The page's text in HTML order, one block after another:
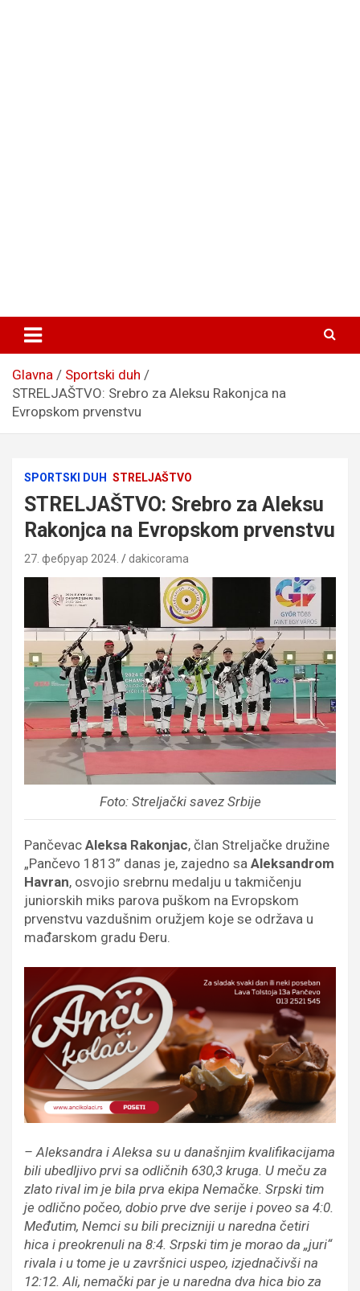
Glavna
Sportski duh
STRELJAŠTVO: Srebro za Aleksu Rakonjca na
Evropskom prvenstvu
SPORTSKI DUH STRELJAŠTVO
STRELJAŠTVO: Srebro za Aleksu
Rakonjca na Evropskom prvenstvu
27. фебруар 2024. dakicorama
Foto: Streljački savez Srbije
Pančevac Aleksa Rakonjac, član Streljačke družine
„Pančevo 1813” danas je, zajedno sa Aleksandrom
Havran, osvojio srebrnu medalju u takmičenju
juniorskih miks parova puškom na Evropskom
prvenstvu vazdušnim oružjem koje se održava u
mađarskom gradu Đeru.
– Aleksandra i Aleksa su u današnjim kvalifikacijama
bili ubedljivo prvi sa odličnih 630,3 kruga. U meču za
zlato rival im je bila prva ekipa Nemačke. Srpski tim
je odlično počeo, dobio prve dve serije i poveo sa 4:0.
Međutim, Nemci su bili precizniji u naredna četiri
hica i preokrenuli na 8:4. Srpski tim je morao da „juri“
rivala i u tome je u završnici uspeo, izjednačivši na
12:12. Ali, nemački par je u naredna dva hica bio za